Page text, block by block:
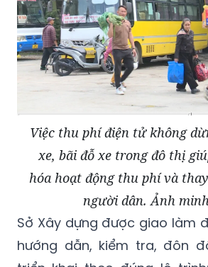
Việc thu phí điện tử không
xe, bãi đỗ xe trong đô thị
hóa hoạt động thu phí và
người dân. Ảnh
Sở Xây dựng được giao làm
hướng dẫn, kiểm tra, đôn